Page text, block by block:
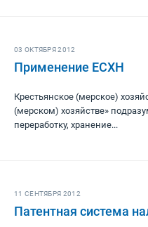
03 ОКТЯБРЯ 2012
Применение ЕСХН
Крестьянское (мерское)
(мерском) хозяйстве»
переработку, хранение...
11 СЕНТЯБРЯ 2012
Патентная система